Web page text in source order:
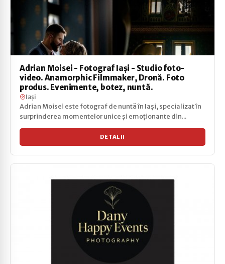
Adrian Moisei - Fotograf Iași - Studio foto-
video. Anamorphic Filmmaker, Dronă. Foto
produs. Evenimente, botez, nuntă.
Iași
Adrian Moisei este fotograf de nuntă în Iași, specializat în
surprinderea momentelor unice și emoționante din...
DETALII